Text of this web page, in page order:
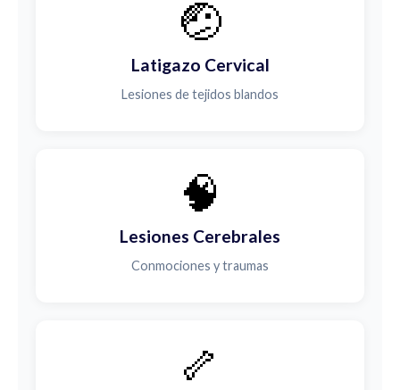
🤕
Latigazo Cervical
Lesiones de tejidos blandos
🧠
Lesiones Cerebrales
Conmociones y traumas
🦴